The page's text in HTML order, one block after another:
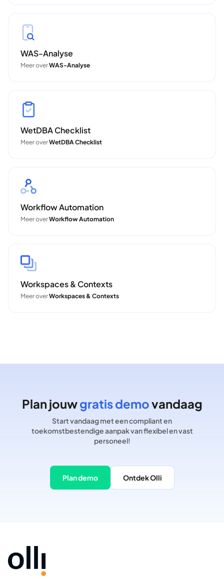
WAS-Analyse
Meer overWAS-Analyse
WetDBA Checklist
Meer overWetDBA Checklist
Workflow Automation
Meer overWorkflow Automation
Workspaces & Contexts
Meer overWorkspaces & Contexts
Plan jouwgratis demovandaag
Start vandaag met een compliant en
toekomstbestendige aanpak van flexibel en vast
personeel!
Plan demo Ontdek Olli